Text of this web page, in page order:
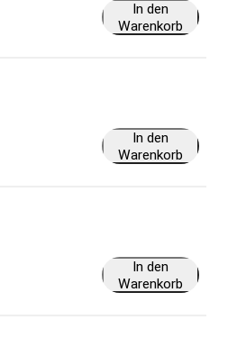
In den
Warenkorb
In den
Warenkorb
In den
Warenkorb